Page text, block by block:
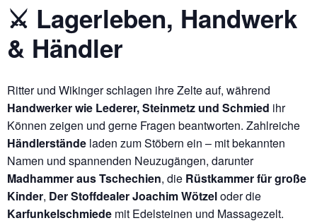
⚔️ Lagerleben, Handwerk
& Händler
Ritter und Wikinger schlagen ihre Zelte auf, während
Handwerker wie Lederer, Steinmetz und Schmied ihr
Können zeigen und gerne Fragen beantworten. Zahlreiche
Händlerstände laden zum Stöbern ein – mit bekannten
Namen und spannenden Neuzugängen, darunter
Madhammer aus Tschechien, die Rüstkammer für große
Kinder, Der Stoffdealer Joachim Wötzeloder die
Karfunkelschmiede mit Edelsteinen und Massagezelt.